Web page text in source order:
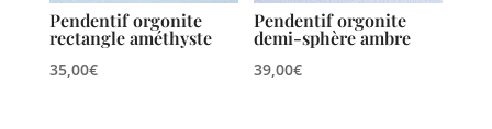
Pendentif orgonite
rectangle améthyste
35,00€
Pendentif orgonite
demi-sphère ambre
39,00€